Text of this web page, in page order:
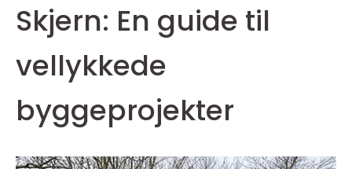
Skjern: En guide til
vellykkede
byggeprojekter